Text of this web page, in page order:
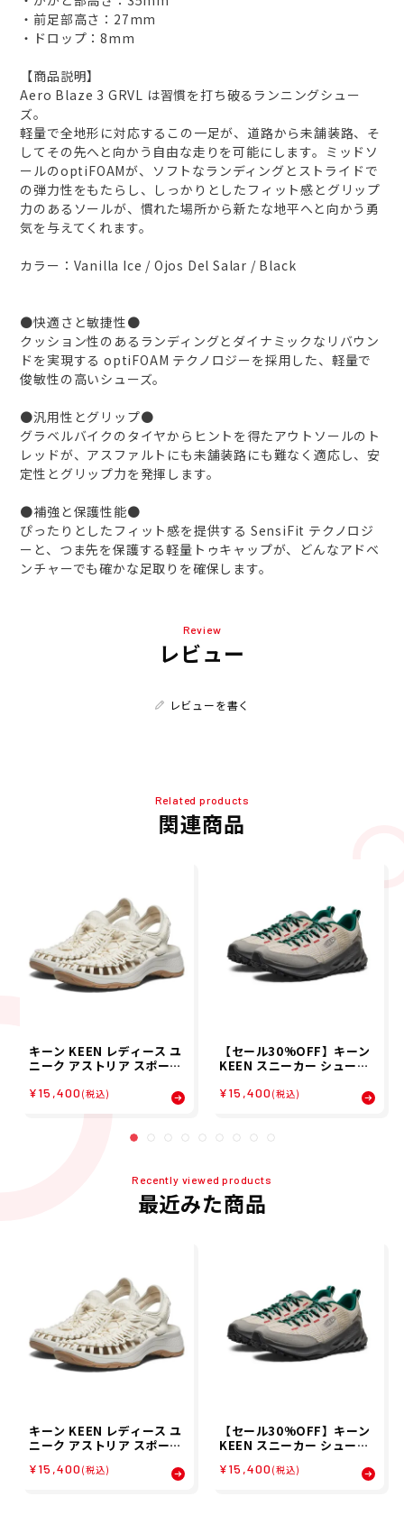
・前足部高さ：27mm
・ドロップ：8mm
【商品説明】
Aero Blaze 3 GRVL は習慣を打ち破るランニングシュー
ズ。
軽量で全地形に対応するこの一足が、道路から未舗装路、そ
してその先へと向かう自由な走りを可能にします。ミッドソ
ールのoptiFOAMが、ソフトなランディングとストライドで
の弾力性をもたらし、しっかりとしたフィット感とグリップ
力のあるソールが、慣れた場所から新たな地平へと向かう勇
気を与えてくれます。
カラー：Vanilla Ice / Ojos Del Salar / Black
●快適さと敏捷性●
クッション性のあるランディングとダイナミックなリバウン
ドを実現する optiFOAM テクノロジーを採用した、軽量で
俊敏性の高いシューズ。
●汎用性とグリップ●
グラベルバイクのタイヤからヒントを得たアウトソールのト
レッドが、アスファルトにも未舗装路にも難なく適応し、安
定性とグリップ力を発揮します。
●補強と保護性能●
ぴったりとしたフィット感を提供する SensiFit テクノロジ
ーと、つま先を保護する軽量トゥキャップが、どんなアドベ
ンチャーでも確かな足取りを確保します。
Review
レビュー
レビューを書く
Related products
関連商品
キーン KEEN レディース ユ
ニーク アストリア スポーツ
¥15,400 (税込)
【セール30%OFF】キーン
KEEN スニーカー シューズ
スニーカー KEEN×ELNES
T CREATIVE ACTIVITY 10
冬
¥15,400 (税込)
Recently viewed products
最近みた商品
キーン KEEN レディース ユ
ニーク アストリア スポーツ
¥15,400 (税込)
【セール30%OFF】キーン
KEEN スニーカー シューズ
スニーカー KEEN×ELNES
¥15,400 (税込)